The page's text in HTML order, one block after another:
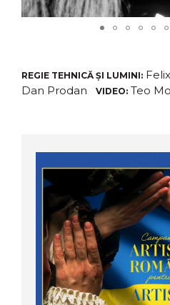
REGIE TEHNICĂ ȘI LUMINI:
Dan Prodan VIDEO: Teo